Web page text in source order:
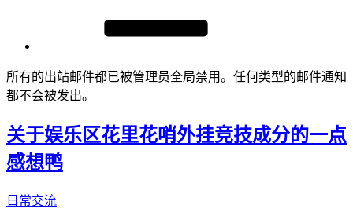
所有的出站邮件都已被管理员全局禁用。任何类型的邮件通知
都不会被发出。
关于娱乐区花里花哨外挂竞技成分的一点
感想鸭
日常交流